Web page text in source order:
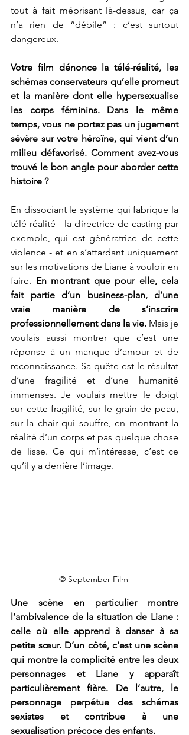
tout à fait méprisant là-dessus, car ça
n’a rien de “débile” : c’est surtout
dangereux.
Votre film dénonce la télé-réalité, les
schémas conservateurs qu’elle promeut
et la manière dont elle hypersexualise
les corps féminins. Dans le même
temps, vous ne portez pas un jugement
sévère sur votre héroïne, qui vient d’un
milieu défavorisé. Comment avez-vous
trouvé le bon angle pour aborder cette
histoire ?
En dissociant le système qui fabrique la
télé-réalité - la directrice de casting par
exemple, qui est génératrice de cette
violence - et en s’attardant uniquement
sur les motivations de Liane à vouloir en
faire. En montrant que pour elle, cela
fait partie d’un business-plan, d’une
vraie manière de s’inscrire
professionnellement dans la vie. Mais je
voulais aussi montrer que c’est une
réponse à un manque d’amour et de
reconnaissance. Sa quête est le résultat
d’une fragilité et d’une humanité
immenses. Je voulais mettre le doigt
sur cette fragilité, sur le grain de peau,
sur la chair qui souffre, en montrant la
réalité d’un corps et pas quelque chose
de lisse. Ce qui m’intéresse, c’est ce
qu’il y a derrière l’image.
© September Film
Une scène en particulier montre
l’ambivalence de la situation de Liane :
celle où elle apprend à danser à sa
petite sœur. D’un côté, c’est une scène
qui montre la complicité entre les deux
personnages et Liane y apparaît
particulièrement fière. De l’autre, le
personnage perpétue des schémas
sexistes et contribue à une
sexualisation précoce des enfants.